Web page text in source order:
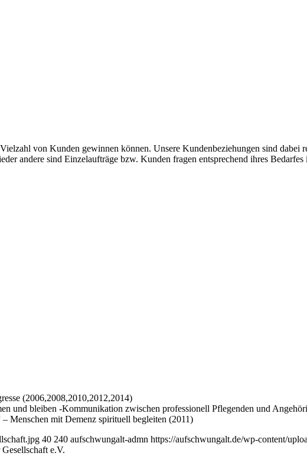
von Kunden gewinnen können. Unsere Kundenbeziehungen sind dabei
andere sind Einzelaufträge bzw. Kunden fragen entsprechend ihres
(2006,2008,2010,2012,2014)
und bleiben -Kommunikation zwischen professionell Pflegenden und
Menschen mit Demenz spirituell begleiten (2011)
40 240 aufschwungalt-admn https://aufschwungalt.de/wp-content/
e.V.